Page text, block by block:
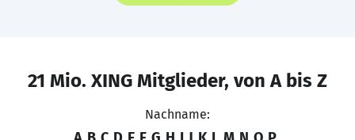
21 Mio. XING Mitglieder, von A bis Z
Nachname: